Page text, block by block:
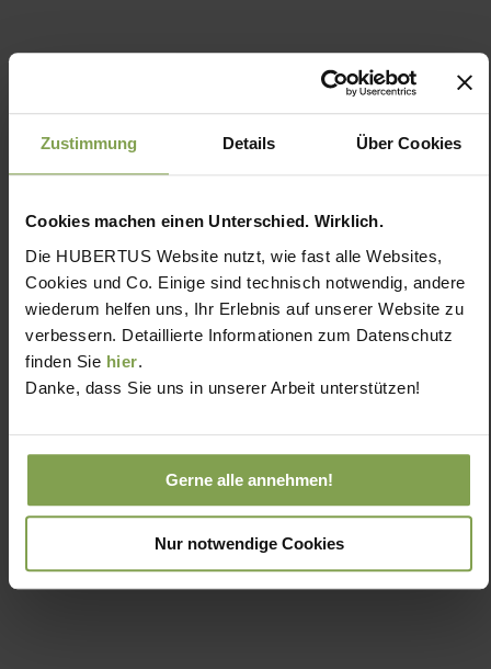
Zustimmung Details Über Cookies
Cookies machen einen Unterschied. Wirklich.
Die HUBERTUS Website nutzt, wie fast alle Websites,
Cookies und Co. Einige sind technisch notwendig, andere
wiederum helfen uns, Ihr Erlebnis auf unserer Website zu
verbessern. Detaillierte Informationen zum Datenschutz
finden Sie hier.
Danke, dass Sie uns in unserer Arbeit unterstützen!
Gerne alle annehmen!
Nur notwendige Cookies